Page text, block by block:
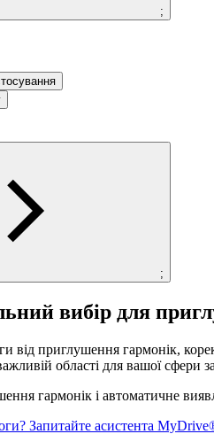
;
;
вибір для
від приглушення гармонік,
області для вашої сфери
гармонік і автоматичне
Запитайте асистента